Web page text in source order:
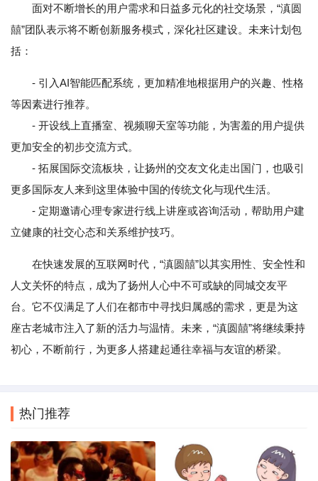
面对不断增长的用户需求和日益多元化的社交场景，“滇圆
囍”团队表示将不断创新服务模式，深化社区建设。未来计划包
括：
- 引入AI智能匹配系统，更加精准地根据用户的兴趣、性格
等因素进行推荐。
- 开设线上直播室、视频聊天室等功能，为害羞的用户提供
更加安全的初步交流方式。
- 拓展国际交流板块，让扬州的交友文化走出国门，也吸引
更多国际友人来到这里体验中国的传统文化与现代生活。
- 定期邀请心理专家进行线上讲座或咨询活动，帮助用户建
立健康的社交心态和关系维护技巧。
在快速发展的互联网时代，“滇圆囍”以其实用性、安全性和
人文关怀的特点，成为了扬州人心中不可或缺的同城交友平
台。它不仅满足了人们在都市中寻找归属感的需求，更是为这
座古老城市注入了新的活力与温情。未来，“滇圆囍”将继续秉持
初心，不断前行，为更多人搭建起通往幸福与友谊的桥梁。
热门推荐